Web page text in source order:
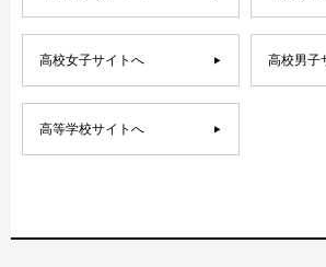
高校女子サイトへ 高校男子
高等学校サイトへ